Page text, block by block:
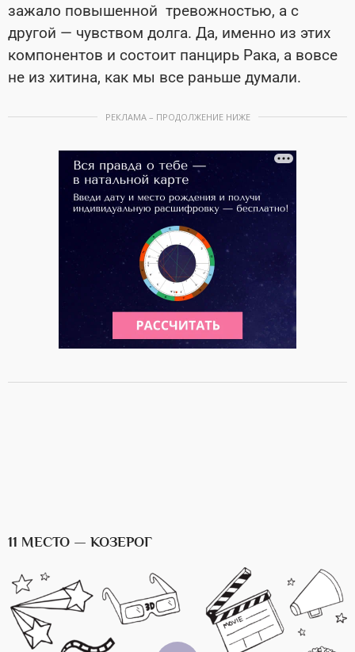
зажало повышенной тревожностью, а с
другой — чувством долга. Да, именно из этих
компонентов и состоит панцирь Рака, а вовсе
не из хитина, как мы все раньше думали.
РЕКЛАМА – ПРОДОЛЖЕНИЕ НИЖЕ
11 МЕСТО — КОЗЕРОГ